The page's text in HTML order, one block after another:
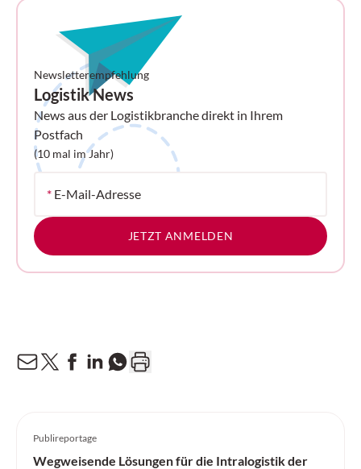
Newsletterempfehlung
Logistik News
News aus der Logistikbranche direkt in Ihrem
Postfach
(10 mal im Jahr)
* E-Mail-Adresse
JETZT ANMELDEN
Publireportage
Wegweisende Lösungen für die Intralogistik der